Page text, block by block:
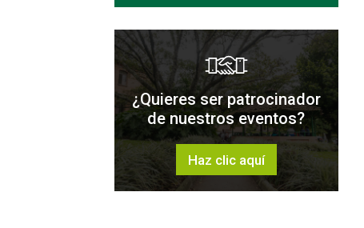
¿Quieres ser patrocinador
de nuestros eventos?
Haz clic aquí